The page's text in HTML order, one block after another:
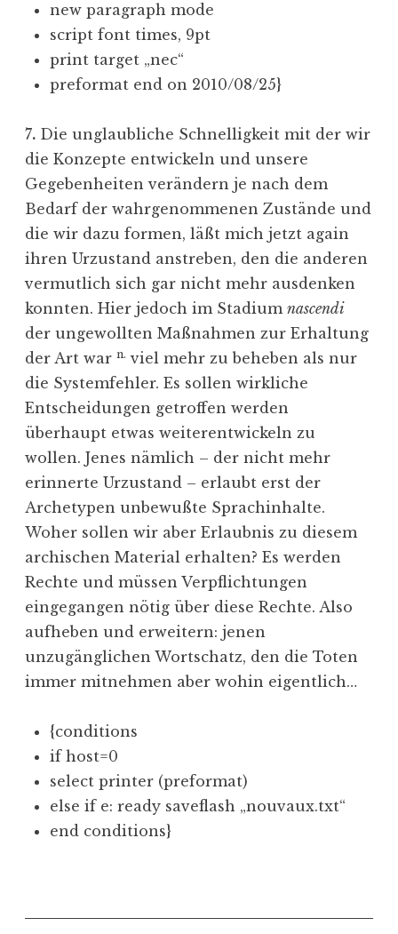
new paragraph mode
script font times, 9pt
print target „nec“
preformat end on 2010/08/25}
7. Die unglaubliche Schnelligkeit mit der wir
die Konzepte entwickeln und unsere
Gegebenheiten verändern je nach dem
Bedarf der wahrgenommenen Zustände und
die wir dazu formen, läßt mich jetzt again
ihren Urzustand anstreben, den die anderen
vermutlich sich gar nicht mehr ausdenken
konnten. Hier jedoch im Stadium nascendi
der ungewollten Maßnahmen zur Erhaltung
der Art war n. viel mehr zu beheben als nur
die Systemfehler. Es sollen wirkliche
Entscheidungen getroffen werden
überhaupt etwas weiterentwickeln zu
wollen. Jenes nämlich – der nicht mehr
erinnerte Urzustand – erlaubt erst der
Archetypen unbewußte Sprachinhalte.
Woher sollen wir aber Erlaubnis zu diesem
archischen Material erhalten? Es werden
Rechte und müssen Verpflichtungen
eingegangen nötig über diese Rechte. Also
aufheben und erweitern: jenen
unzugänglichen Wortschatz, den die Toten
immer mitnehmen aber wohin eigentlich…
{conditions
if host=0
select printer (preformat)
else if e: ready saveflash „nouvaux.txt“
end conditions}
r